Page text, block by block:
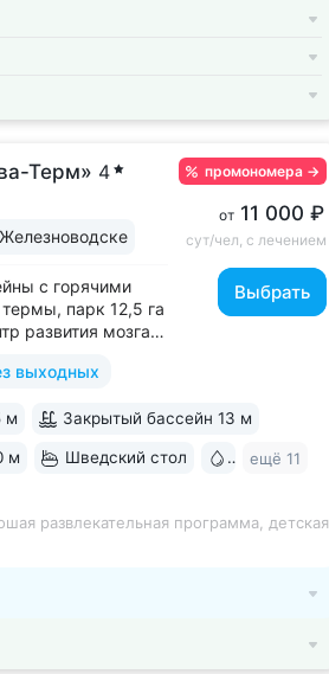
Терм» 4
с горячими
парк 12,5 га
развития мозга,
тренировки,
выходных
промономера →
от 11 000 ₽
сут/чел, с лечением
Выбрать
м Закрытый бассейн 13 м
м Шведский стол Бювет
ещё 11
развлекательная программа, детская